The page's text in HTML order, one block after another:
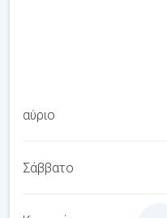
αύριο
Σάββατο